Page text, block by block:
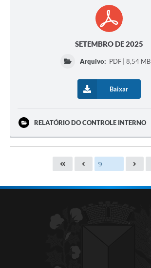
SETEMBRO DE 2025
Arquivo: PDF | 8,54 MB
Baixar
RELATÓRIO DO CONTROLE INTERNO